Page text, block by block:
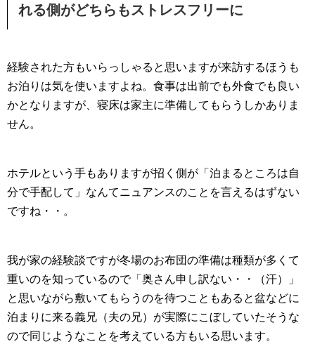
れる側がどちらもストレスフリーに
経験された方もいらっしゃると思いますが来訪するほうも
お泊りは気を使いますよね。食事は出前でも外食でも良い
かとなりますが、寝床は家主に準備してもらうしかありま
せん。
ホテルという手もありますが招く側が「泊まるところは自
分で手配して」なんてニュアンスのことを言えるはずない
ですね・・。
我が家の経験談ですが冬場のお布団の準備は種類が多くて
重いのを知っているので「奥さん申し訳ない・・（汗）」
と思いながら敷いてもらうのを待つこともあると盆などに
泊まりに来る義兄（夫の兄）が実際にこぼしていたそうな
ので同じようなことを考えている方もいる思います。